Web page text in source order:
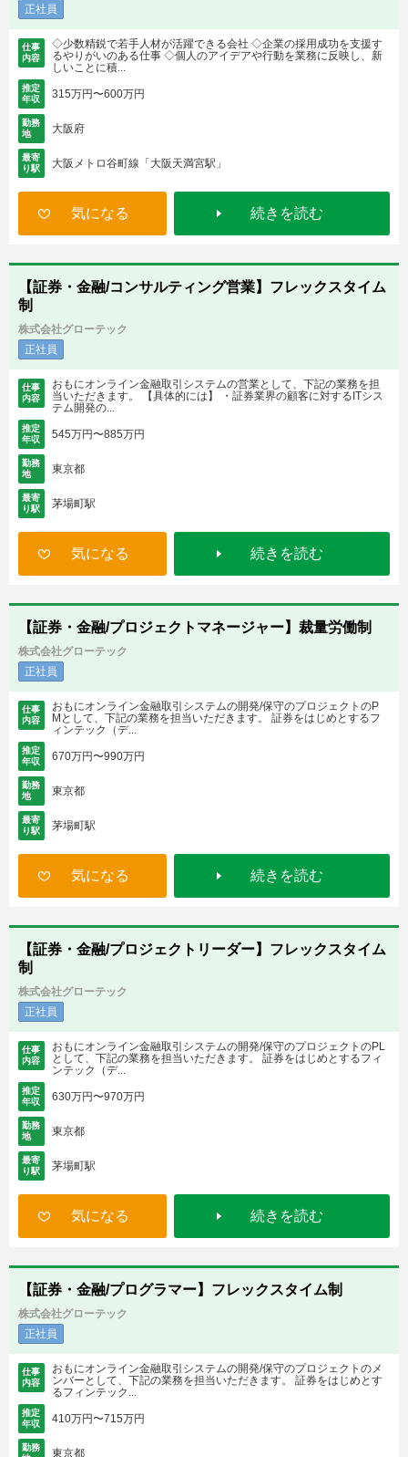
正社員
仕事
内容
◇少数精鋭で若手人材が活躍できる会社 ◇企業の採用成功を支援す
るやりがいのある仕事 ◇個人のアイデアや行動を業務に反映し、新
しいことに積...
推定
年収
315万円〜600万円
勤務
地
大阪府
最寄
り駅
大阪メトロ谷町線「大阪天満宮駅」
気になる 続きを読む
【証券・金融/コンサルティング営業】フレックスタイム
制
株式会社グローテック
正社員
仕事
内容
おもにオンライン金融取引システムの営業として、下記の業務を担
当いただきます。 【具体的には】 ・証券業界の顧客に対するITシス
テム開発の...
推定
年収
545万円〜885万円
勤務
地
東京都
最寄
り駅
茅場町駅
気になる 続きを読む
【証券・金融/プロジェクトマネージャー】裁量労働制
株式会社グローテック
正社員
仕事
内容
おもにオンライン金融取引システムの開発/保守のプロジェクトのP
Mとして、下記の業務を担当いただきます。 証券をはじめとするフ
ィンテック（デ...
推定
年収
670万円〜990万円
勤務
地
東京都
最寄
り駅
茅場町駅
気になる 続きを読む
【証券・金融/プロジェクトリーダー】フレックスタイム
制
株式会社グローテック
正社員
仕事
内容
おもにオンライン金融取引システムの開発/保守のプロジェクトのPL
として、下記の業務を担当いただきます。 証券をはじめとするフィ
ンテック（デ...
推定
年収
630万円〜970万円
勤務
地
東京都
最寄
り駅
茅場町駅
気になる 続きを読む
【証券・金融/プログラマー】フレックスタイム制
株式会社グローテック
正社員
仕事
内容
おもにオンライン金融取引システムの開発/保守のプロジェクトのメ
ンバーとして、下記の業務を担当いただきます。 証券をはじめとす
るフィンテック...
推定
年収
410万円〜715万円
勤務
東京都